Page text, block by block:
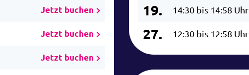
Jetzt buchen
Jetzt buchen
Jetzt buchen
19. 14:30 bis 14:58 Uhr
27. 12:30 bis 12:58 Uhr